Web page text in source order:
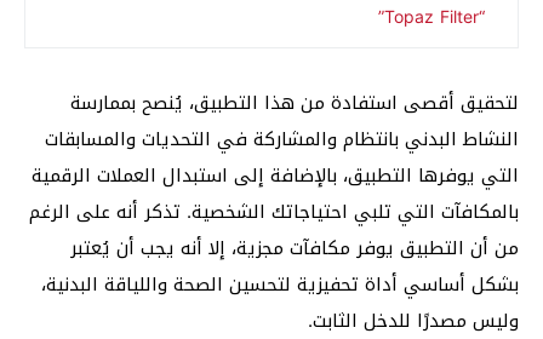
“Topaz Filter”
لتحقيق أقصى استفادة من هذا التطبيق، يُنصح بممارسة
النشاط البدني بانتظام والمشاركة في التحديات والمسابقات
التي يوفرها التطبيق، بالإضافة إلى استبدال العملات الرقمية
بالمكافآت التي تلبي احتياجاتك الشخصية. تذكر أنه على الرغم
من أن التطبيق يوفر مكافآت مجزية، إلا أنه يجب أن يُعتبر
بشكل أساسي أداة تحفيزية لتحسين الصحة واللياقة البدنية،
وليس مصدرًا للدخل الثابت.